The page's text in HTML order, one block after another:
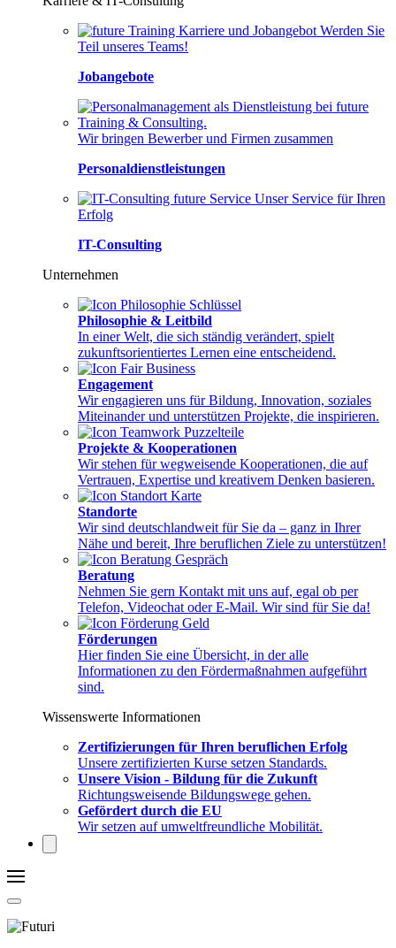
Werden Sie
Teil unseres Teams!
Jobangebote
Wir bringen Bewerber und Firmen zusammen
Personaldienstleistungen
Unser Service für Ihren
Erfolg
IT-Consulting
Unternehmen
Philosophie & Leitbild
In einer Welt, die sich ständig verändert, spielt
zukunftsorientiertes Lernen eine entscheidend.
Engagement
Wir engagieren uns für Bildung, Innovation, soziales
Miteinander und unterstützen Projekte, die inspirieren.
Projekte & Kooperationen
Wir stehen für wegweisende Kooperationen, die auf
Vertrauen, Expertise und kreativem Denken basieren.
Standorte
Wir sind deutschlandweit für Sie da – ganz in Ihrer
Nähe und bereit, Ihre beruflichen Ziele zu unterstützen!
Beratung
Nehmen Sie gern Kontakt mit uns auf, egal ob per
Telefon, Videochat oder E-Mail. Wir sind für Sie da!
Förderungen
Hier finden Sie eine Übersicht, in der alle
Informationen zu den Fördermaßnahmen aufgeführt
sind.
Wissenswerte Informationen
Zertifizierungen für Ihren beruflichen Erfolg
Unsere zertifizierten Kurse setzen Standards.
Unsere Vision - Bildung für die Zukunft
Richtungsweisende Bildungswege gehen.
Gefördert durch die EU
Wir setzen auf umweltfreundliche Mobilität.